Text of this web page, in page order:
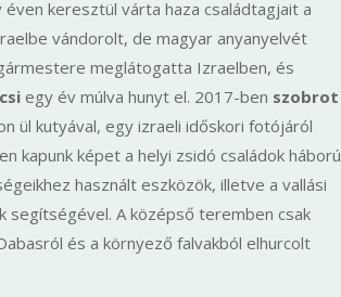
keresztül várta haza családtagjait a
vándorolt, de magyar anyanyelvét
meglátogatta Izraelben, és
egy év múlva hunyt el. 2017-ben szobrot
ül kutyával, egy izraeli időskori fotójáról
kapunk képet a helyi zsidó családok háború
használt eszközök, illetve a vallási
segítségével. A középső teremben csak
és a környező falvakból elhurcolt